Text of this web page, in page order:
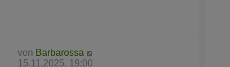
von Barbarossa
15.11.2025, 19:00